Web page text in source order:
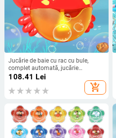
Jucărie de baie cu rac cu bule,
complet automată, jucărie
muzicală electrică pentru copii 3–6
108.41 Lei
add_shopping_cart